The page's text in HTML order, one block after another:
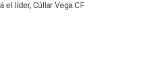
el líder, Cúllar Vega CF.